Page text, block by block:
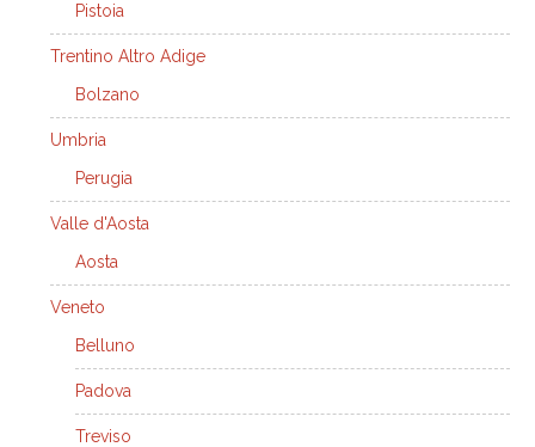
Pistoia
Trentino Altro Adige
Bolzano
Umbria
Perugia
Valle d'Aosta
Aosta
Veneto
Belluno
Padova
Treviso